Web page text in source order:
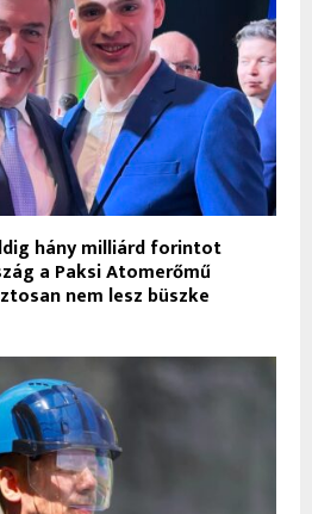
hány milliárd forintot
a Paksi Atomerőmű
nem lesz büszke